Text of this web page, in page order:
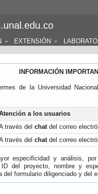
EXTENSIÓN
INFORMACIÓN
de la Universidad
a los usuarios
través del chatdel correo
través del chatdel correo
especificidad y análisis,
del proyecto, nombre y
formulario diligenciado y del